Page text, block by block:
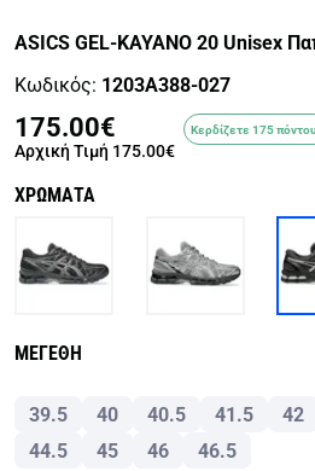
ASICS GEL-KAYANO 20 Unisex
Κωδικός: 1203A388-027
175.00€
Αρχική Τιμή 175.00€
Κερδίζετε 175
ΧΡΩΜΑΤΑ
ΜΕΓΕΘΗ
39.5 40 40.5 41.5 42
44.5
45 46 46.5